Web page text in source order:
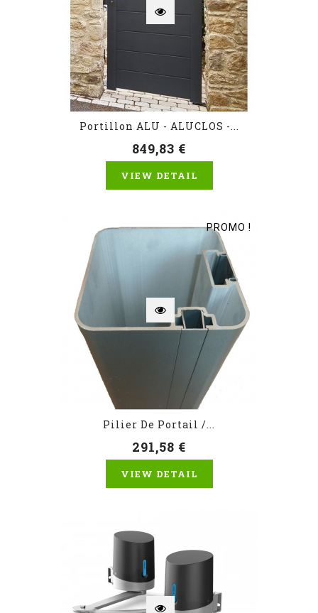
Portillon ALU - ALUCLOS -...
849,83 €
VIEW DETAIL
PROMO !
Pilier De Portail /...
291,58 €
VIEW DETAIL